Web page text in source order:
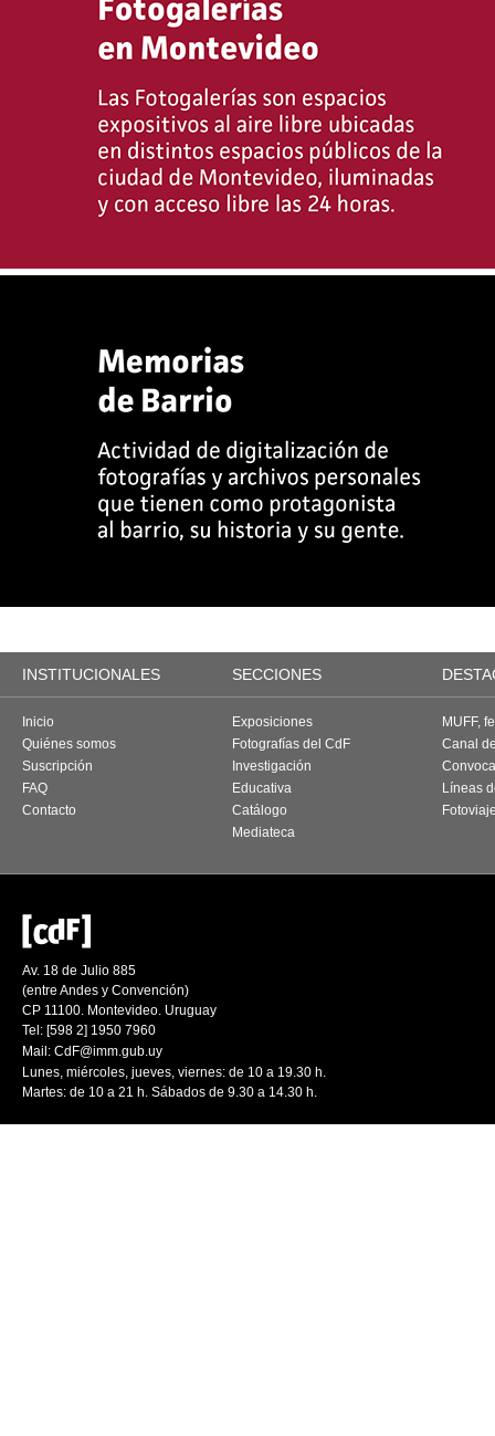
INSTITUCIONALES SECCIONES
Inicio
Quiénes somos
Suscripción
FAQ
Contacto
Exposiciones
Fotografías del CdF
Investigación
Educativa
Catálogo
Mediateca
MUFF,
Canal
Líneas
Av. 18 de Julio 885
(entre Andes y Convención)
CP 11100. Montevideo. Uruguay
Tel: [598 2] 1950 7960
Mail: CdF@imm.gub.uy
Lunes, miércoles, jueves, viernes: de 10 a 19.30 h.
Martes: de 10 a 21 h. Sábados de 9.30 a 14.30 h.